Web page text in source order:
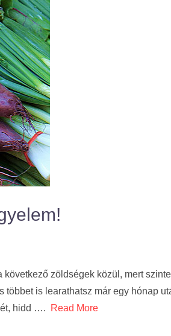
zöldségek közül, mert
is learathatsz már egy hónap
hidd ….
Read More